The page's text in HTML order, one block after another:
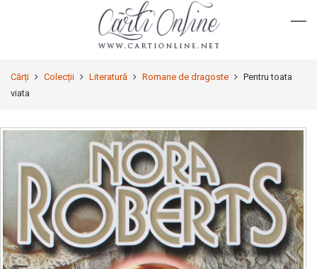
Cărți Colecții Literatură Romane de dragoste
Pentru toata
viata